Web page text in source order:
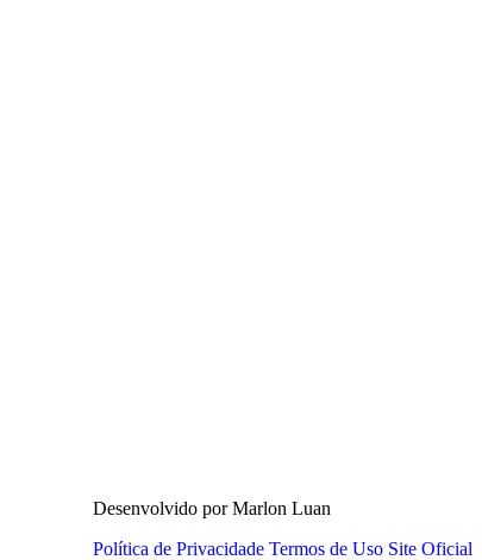
Desenvolvido por Marlon Luan
Política de Privacidade Termos de Uso Site Oficial